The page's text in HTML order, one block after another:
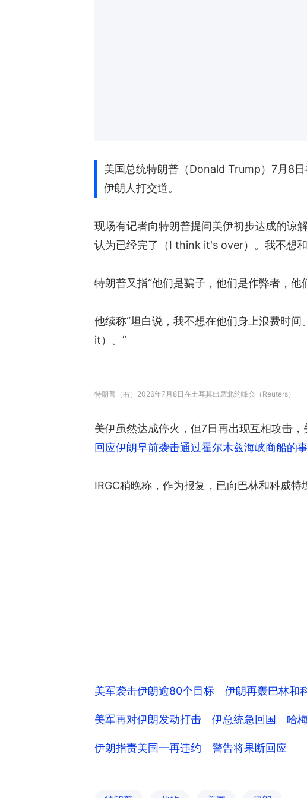
美国总统特朗普（Donald Trump）7月8
伊朗人打交道。
现场有记者向特朗普提问美伊初步达成的谅
认为已经完了（I think it's over）。我不想
特朗普又指“他们是骗子，他们是作弊者，
他续称“坦白说，我不想在他们身上浪费时
it）。”
特朗普（右）2026年7月8日在土耳其出席北约峰会（Reuters）
美伊虽然达成停火，但7日再出现互相攻击
回应伊朗早前袭击通过霍尔木兹海峡商船的
IRGC稍晚称，作为报复，已向巴林和科威
美军袭击伊朗逾80个目标 伊朗再轰巴林和
美军再对伊朗发动打击 伊总统急回国 哈
伊朗指责美国一再违约 警告将果断回应